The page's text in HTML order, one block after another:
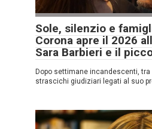
Sole, silenzio e
Corona apre il 2026
Sara Barbieri e il
Dopo settimane incandescenti,
strascichi giudiziari legati al suo